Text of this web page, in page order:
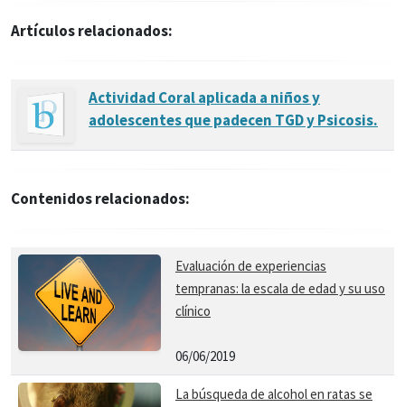
Artículos relacionados:
Actividad Coral aplicada a niños y
adolescentes que padecen TGD y Psicosis.
Contenidos relacionados:
Evaluación de experiencias
tempranas: la escala de edad y su uso
clínico
06/06/2019
La búsqueda de alcohol en ratas se